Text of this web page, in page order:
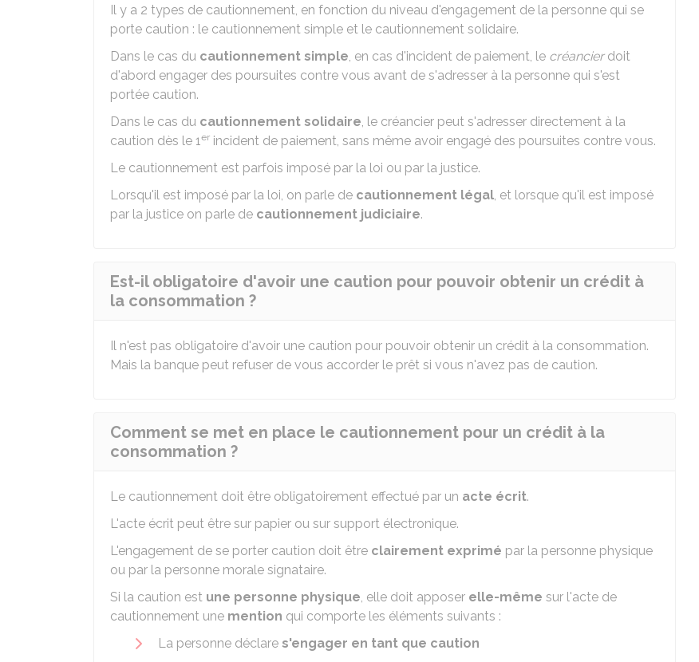
Il y a 2 types de cautionnement, en fonction du niveau d'engagement de la personne qui se
porte caution : le cautionnement simple et le cautionnement solidaire.
Dans le cas du cautionnement simple, en cas d'incident de paiement, le créancierdoit
d'abord engager des poursuites contre vous avant de s'adresser à la personne qui s'est
portée caution.
Dans le cas du cautionnement solidaire, le créancier peut s'adresser directement à la
caution dès le 1er incident de paiement, sans même avoir engagé des poursuites contre vous.
Le cautionnement est parfois imposé par la loi ou par la justice.
Lorsqu'il est imposé par la loi, on parle de cautionnement légal, et lorsque qu'il est imposé
par la justice on parle de cautionnement judiciaire.
Est-il obligatoire d'avoir une caution pour pouvoir obtenir un crédit à
la consommation ?
Il n'est pas obligatoire d'avoir une caution pour pouvoir obtenir un crédit à la consommation.
Mais la banque peut refuser de vous accorder le prêt si vous n'avez pas de caution.
Comment se met en place le cautionnement pour un crédit à la
consommation ?
Le cautionnement doit être obligatoirement effectué par un acte écrit.
L'acte écrit peut être sur papier ou sur support électronique.
L'engagement de se porter caution doit être clairement exprimé par la personne physique
ou par la personne morale signataire.
Si la caution est une personne physique, elle doit apposer elle-même sur l'acte de
cautionnement une mention qui comporte les éléments suivants :
La personne déclare s'engager en tant que caution